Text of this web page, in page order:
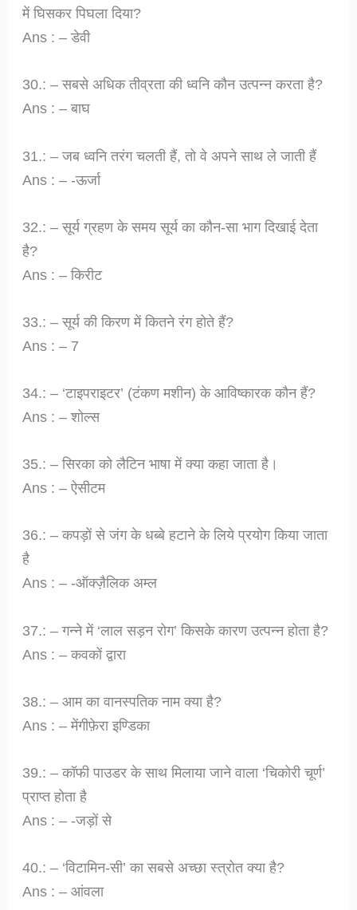
में घिसकर पिघला दिया?
Ans : – डेवी
30.: – सबसे अधिक तीव्रता की ध्वनि कौन उत्पन्न करता है?
Ans : – बाघ
31.: – जब ध्वनि तरंग चलती हैं, तो वे अपने साथ ले जाती हैं
Ans : – -ऊर्जा
32.: – सूर्य ग्रहण के समय सूर्य का कौन-सा भाग दिखाई देता
है?
Ans : – किरीट
33.: – सूर्य की किरण में कितने रंग होते हैं?
Ans : – 7
34.: – ‘टाइपराइटर’ (टंकण मशीन) के आविष्कारक कौन हैं?
Ans : – शोल्स
35.: – सिरका को लैटिन भाषा में क्या कहा जाता है।
Ans : – ऐसीटम
36.: – कपड़ों से जंग के धब्बे हटाने के लिये प्रयोग किया जाता
है
Ans : – -ऑक्ज़ैलिक अम्ल
37.: – गन्ने में ‘लाल सड़न रोग’ किसके कारण उत्पन्न होता है?
Ans : – कवकों द्वारा
38.: – आम का वानस्पतिक नाम क्या है?
Ans : – मेंगीफ़ेरा इण्डिका
39.: – कॉफी पाउडर के साथ मिलाया जाने वाला ‘चिकोरी चूर्ण’
प्राप्त होता है
Ans : – -जड़ों से
40.: – ‘विटामिन-सी’ का सबसे अच्छा स्त्रोत क्या है?
Ans : – आंवला